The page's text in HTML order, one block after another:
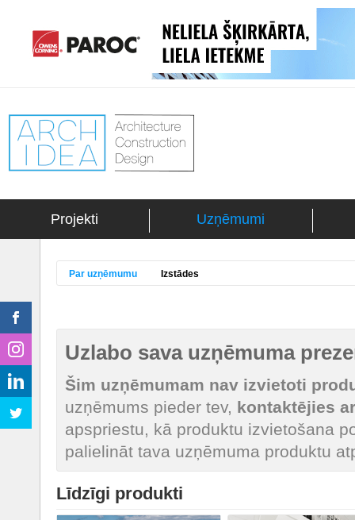
Projekti Uzņēmumi
Par uzņēmumu Izstādes
Uzlabo sava uzņēmuma
Šim uzņēmumam nav izvietoti
uzņēmums pieder tev, kontaktējies
apspriestu, kā produktu izvietošana
palielināt tava uzņēmuma produktu
Līdzīgi produkti